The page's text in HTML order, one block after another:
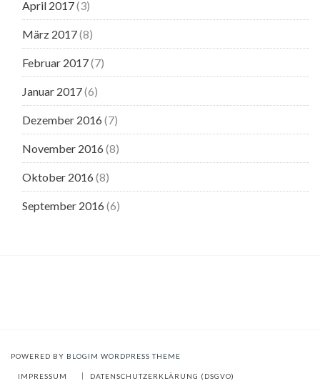
April 2017(3)
März 2017(8)
Februar 2017(7)
Januar 2017(6)
Dezember 2016 (7)
November 2016 (8)
Oktober 2016 (8)
September 2016 (6)
POWERED BY BLOGIM WORDPRESS THEME
IMPRESSUM DATENSCHUTZERKLÄRUNG (DSGVO)